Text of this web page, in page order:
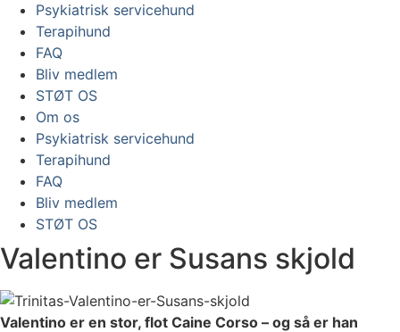
Psykiatrisk servicehund
Terapihund
FAQ
Bliv medlem
STØT OS
Om os
Psykiatrisk servicehund
Terapihund
FAQ
Bliv medlem
STØT OS
Valentino er Susans skjold
Valentino er en stor, flot Caine Corso – og så er han